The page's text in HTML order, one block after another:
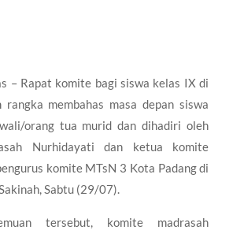
– Rapat komite bagi siswa kelas IX di
rangka membahas masa depan siswa
orang tua murid dan dihadiri oleh
Nurhidayati dan ketua komite
komite MTsN 3 Kota Padang di
Sabtu (29/07).
tersebut, komite madrasah